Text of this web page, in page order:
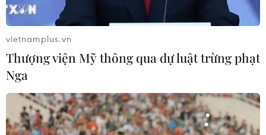
07/08/2026 12:35
Thuế polysilicon: Doanh nghiệp Hàn
Quốc tại Mỹ có lợi thế
07/08/2026 12:17
vietnamplus.vn
Thượng viện Mỹ thông qua dự luật trừng phạt
Nga